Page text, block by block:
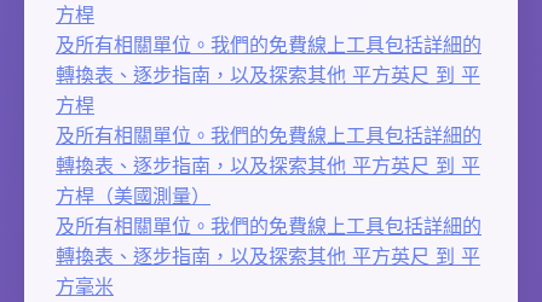
方桿
及所有相關單位。我們的免費線上工具包括詳細的
轉換表、逐步指南，以及探索其他 平方英尺 到 平
方桿
及所有相關單位。我們的免費線上工具包括詳細的
轉換表、逐步指南，以及探索其他 平方英尺 到 平
方桿（美國測量）
及所有相關單位。我們的免費線上工具包括詳細的
轉換表、逐步指南，以及探索其他 平方英尺 到 平
方毫米